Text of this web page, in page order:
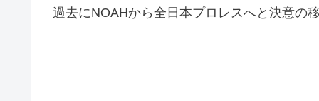
過去にNOAHから全日本プロレスへと決意の